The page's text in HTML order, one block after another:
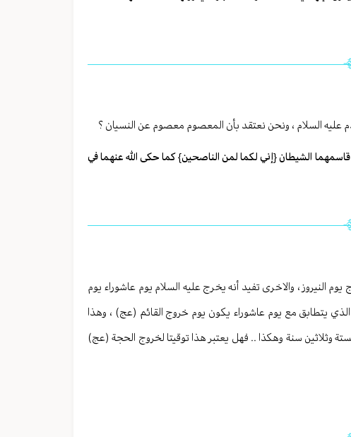
السلام ، ونحن نعتقد بأن المعصوم معصوم عن النسيان ؟
قاسمهما الشيطان {إني لكما لمن الناصحين} كما حكى الله عنهما في
النيروز ، والاخرى تفيد أنه يخرج عليه السلام يوم عاشوراء يوم
الذي يتطابق مع يوم عاشوراء يكون يوم خروج القائم (عج) ، وهذا
، ويمكن أن يكون عام ٢٠٠٢ ، وإلا فبعدها بستة وثلاثين سنة وهكذا .. فهل يعتبر هذا توقيتا لخروج الحجة (عج)